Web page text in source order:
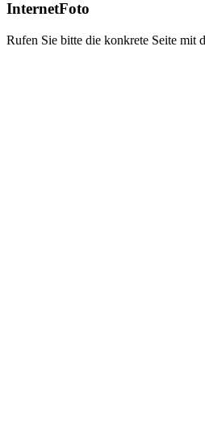
InternetFoto
Rufen Sie bitte die konkrete Seite mit